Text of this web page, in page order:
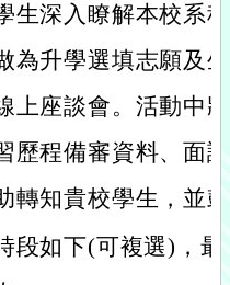
生深入瞭解本校系
為升學選填志願及
上座談會。活動中
歷程備審資料、面
轉知貴校學生，並
段如下(可複選)，